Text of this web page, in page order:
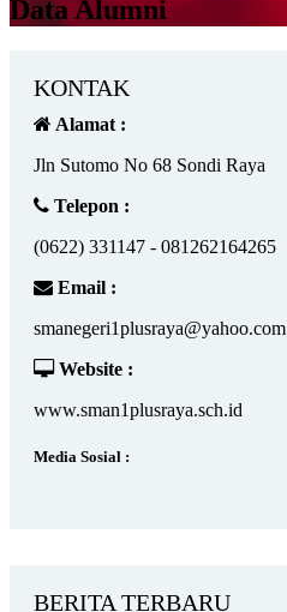
Data Alumni
KONTAK
Alamat :
Jln Sutomo No 68 Sondi Raya
Telepon :
(0622) 331147 - 081262164265
Email :
smanegeri1plusraya@yahoo.com
Website :
www.sman1plusraya.sch.id
Media Sosial :
BERITA TERBARU